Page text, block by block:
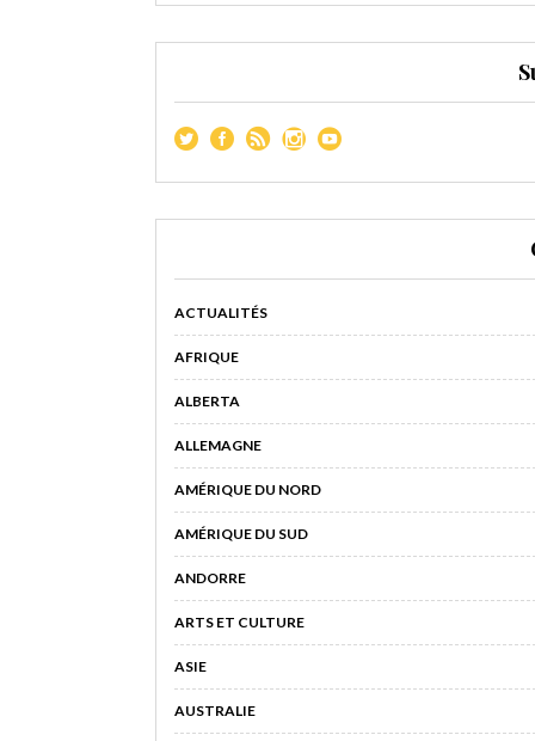
ACTUALITÉS
AFRIQUE
ALBERTA
ALLEMAGNE
AMÉRIQUE DU NORD
AMÉRIQUE DU SUD
ANDORRE
ARTS ET CULTURE
ASIE
AUSTRALIE